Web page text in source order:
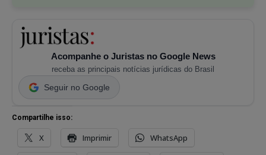
Acompanhe o Juristas no Google News
receba as principais notícias jurídicas do Brasil
Seguir no Google
Compartilhe isso:
X Imprimir WhatsApp